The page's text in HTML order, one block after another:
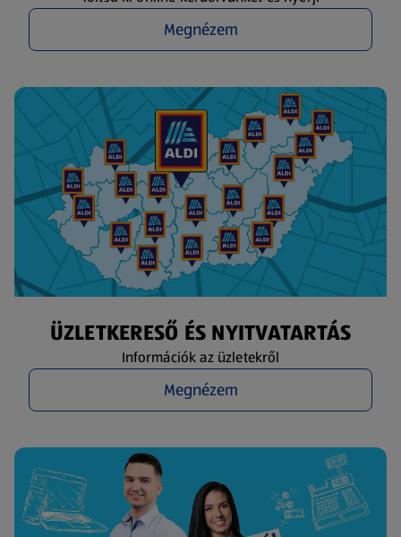
Megnézem
ÜZLETKERESŐ ÉS NYITVATARTÁS
Információk az üzletekről
Megnézem